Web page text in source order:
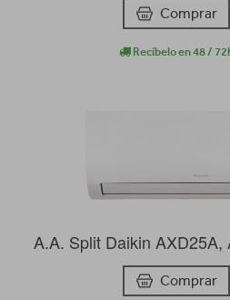
Comprar
Recíbelo en 48 /
A.A. Split Daikin
Comprar